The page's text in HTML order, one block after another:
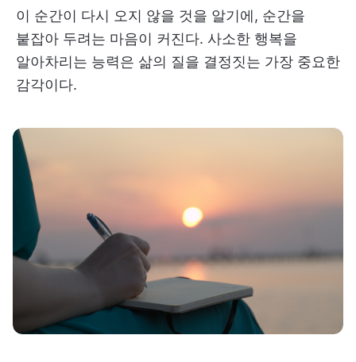
이 순간이 다시 오지 않을 것을 알기에, 순간을
붙잡아 두려는 마음이 커진다. 사소한 행복을
알아차리는 능력은 삶의 질을 결정짓는 가장 중요한
감각이다.